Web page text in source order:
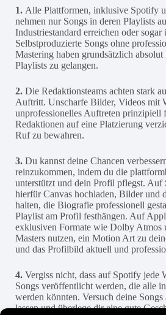
1. Alle Plattformen, inklusive Spotify
nehmen nur Songs in deren Playlists
Industriestandard erreichen oder sogar
Selbstproduzierte Songs ohne
Mastering haben grundsätzlich
Playlists zu gelangen.
2. Die Redaktionsteams achten stark
Auftritt. Unscharfe Bilder, Videos mit
unprofessionelles Auftreten prinzipiell
Redaktionen auf eine Platzierung
Ruf zu bewahren.
3. Du kannst deine Chancen
reinzukommen, indem du die
unterstützt und dein Profil pflegst. Auf
hierfür Canvas hochladen, Bilder und
halten, die Biografie professionell
Playlist am Profil festhängen. Auf
exklusiven Formate wie Dolby Atmos
Masters nutzen, ein Motion Art zu
und das Profilbild aktuell und
4. Vergiss nicht, dass auf Spotify jede
Songs veröffentlicht werden, die alle
werden könnten. Versuch deine Songs
lassen und überlege dir eine gute